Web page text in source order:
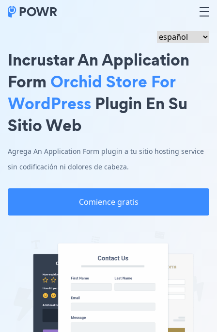
Incrustar An Application
Form Orchid Store For
WordPress Plugin En Su
Sitio Web
Agrega An Application Form plugin a tu sitio hosting service
sin codificación ni dolores de cabeza.
Comience gratis